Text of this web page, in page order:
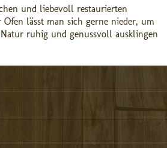
und liebevoll restaurierten
lässt man sich gerne nieder, um
ruhig und genussvoll ausklingen